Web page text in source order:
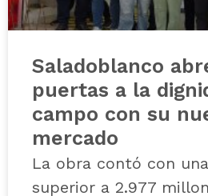
Saladoblanco
puertas a la
campo con su
mercado
La obra contó con
superior a 2.977